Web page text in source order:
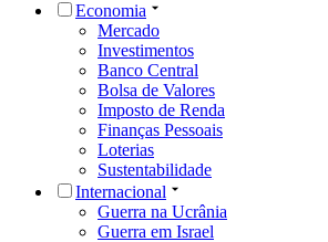
Economia
Mercado
Investimentos
Banco Central
Bolsa de Valores
Imposto de Renda
Finanças Pessoais
Loterias
Sustentabilidade
Internacional
Guerra na Ucrânia
Guerra em Israel